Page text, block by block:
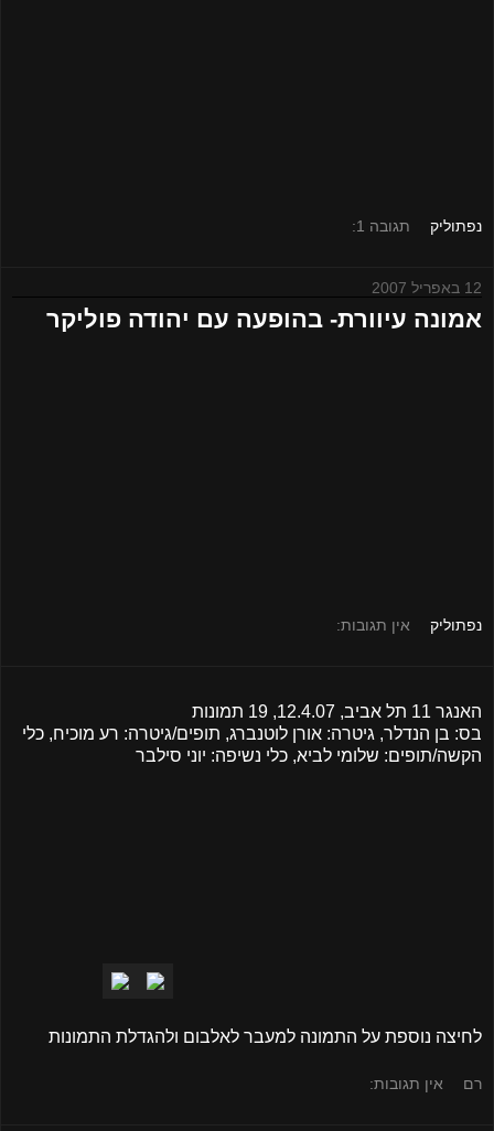
נפתוליק תגובה 1:
12 באפריל 2007
אמונה עיוורת- בהופעה עם יהודה פוליקר
נפתוליק אין תגובות:
האנגר 11 תל אביב, 12.4.07, 19 תמונות
בס: בן הנדלר, גיטרה: אורן לוטנברג, תופים/גיטרה: רע מוכיח, כלי
הקשה/תופים: שלומי לביא, כלי נשיפה: יוני סילבר
לחיצה נוספת על התמונה למעבר לאלבום ולהגדלת התמונות
רם אין תגובות: